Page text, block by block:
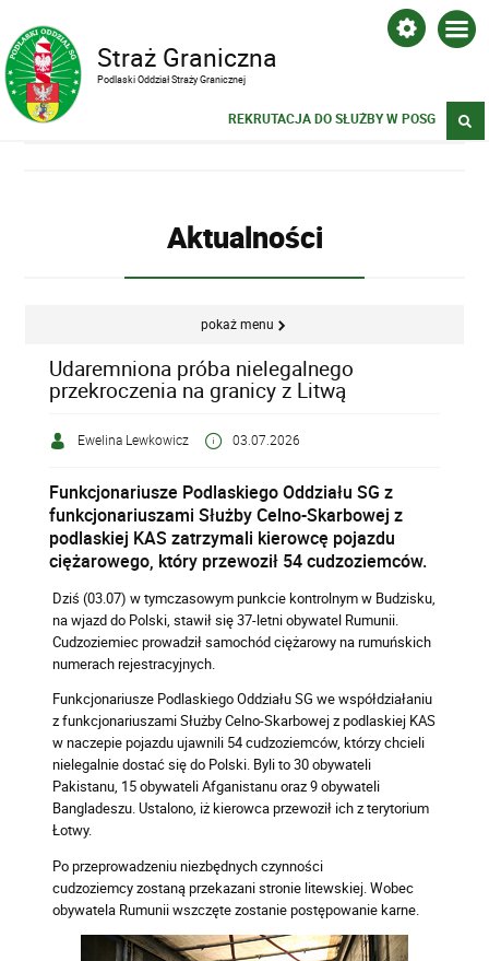
Straż Graniczna
Podlaski Oddział Straży Granicznej
REKRUTACJA DO SŁUŻBY W POSG
Aktualności
pokaż menu
Udaremniona próba nielegalnego
przekroczenia na granicy z Litwą
Ewelina Lewkowicz 03.07.2026
Funkcjonariusze Podlaskiego Oddziału SG z
funkcjonariuszami Służby Celno-Skarbowej z
podlaskiej KAS zatrzymali kierowcę pojazdu
ciężarowego, który przewoził 54 cudzoziemców.
Dziś (03.07) w tymczasowym punkcie kontrolnym w Budzisku,
na wjazd do Polski, stawił się 37-letni obywatel Rumunii.
Cudzoziemiec prowadził samochód ciężarowy na rumuńskich
numerach rejestracyjnych.
Funkcjonariusze Podlaskiego Oddziału SG we współdziałaniu
z funkcjonariuszami Służby Celno-Skarbowej z podlaskiej KAS
w naczepie pojazdu ujawnili 54 cudzoziemców, którzy chcieli
nielegalnie dostać się do Polski. Byli to 30 obywateli
Pakistanu, 15 obywateli Afganistanu oraz 9 obywateli
Bangladeszu. Ustalono, iż kierowca przewoził ich z terytorium
Łotwy.
Po przeprowadzeniu niezbędnych czynności
cudzoziemcy zostaną przekazani stronie litewskiej. Wobec
obywatela Rumunii wszczęte zostanie postępowanie karne.